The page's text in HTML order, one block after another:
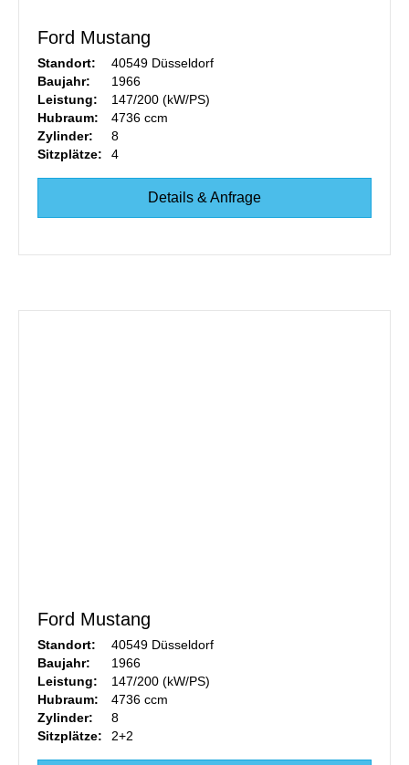
Ford Mustang
Standort:
40549 Düsseldorf
Baujahr:
1966
Leistung:
147/200 (kW/PS)
Hubraum:
4736 ccm
Zylinder:
8
Sitzplätze:
4
Details & Anfrage
Ford Mustang
Standort:
40549 Düsseldorf
Baujahr:
1966
Leistung:
147/200 (kW/PS)
Hubraum:
4736 ccm
Zylinder:
8
Sitzplätze:
2+2